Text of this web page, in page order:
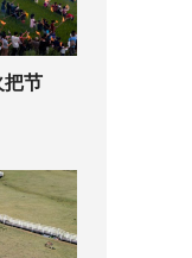
把节